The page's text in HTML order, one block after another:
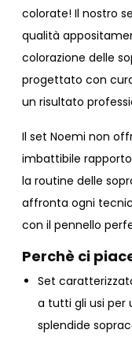
colorate! Il nostro
qualità
colorazione delle
progettato con
un risultato
Il set Noemi non
imbattibile
la routine delle
affronta ogni
con il pennello
Perchè ci
Set
a tutti gli usi per
splendide